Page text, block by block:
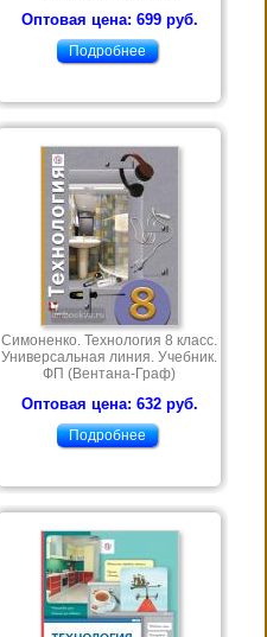
Оптовая цена: 699 руб.
Подробнее
Симоненко. Технология 8 класс.
Универсальная линия. Учебник.
ФП (Вентана-Граф)
Оптовая цена: 632 руб.
Подробнее